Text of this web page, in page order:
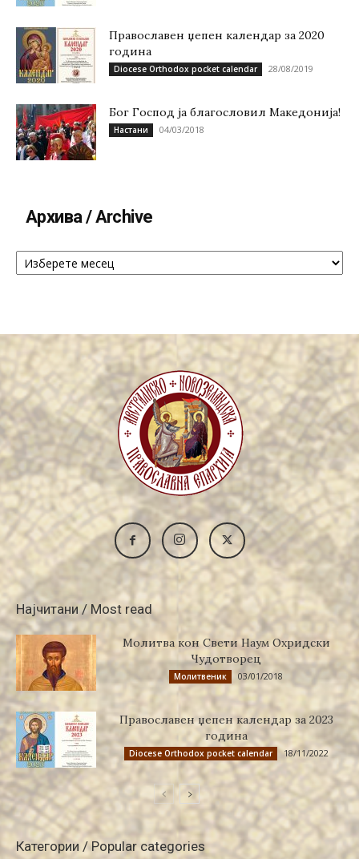
Православен џепен календар за 2020
година
Diocese Orthodox pocket calendar 28/08/2019
Бог Господ ја благословил Македонија!
Настани 04/03/2018
Архива / Archive
Архива
Најчитани / Most read
Молитва кон Свети Наум Охридски
Чудотворец
Молитвеник 03/01/2018
Православен џепен календар за 2023
година
Diocese Orthodox pocket calendar 18/11/2022
Категории / Popular categories